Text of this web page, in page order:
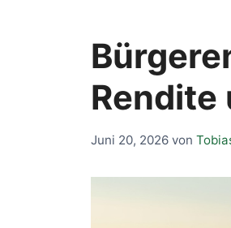
Rendite
Juni 20, 2026 von